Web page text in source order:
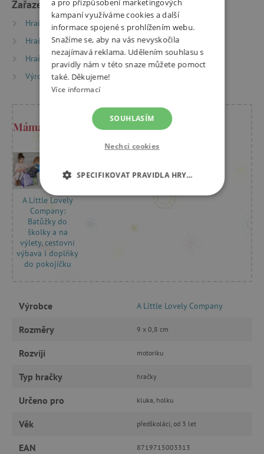
Zařazeno v kategoriích
Hračky dle typu
Hračky do vany
Hračky dle věku
Hry a hračky pro děti od 3 let
Hračky dle věku
Hry a hračky pro předškoláky
Výrobci
A Little Lovely Company
Máma Kristýna radí
A Little Lovely
Company:
Batůžky do
školky a na
výlety, cestovní
výbava i doplňky
do pokojíčku
Výrobce A Little Lovely Company
Rozměry 9 x 0,8 cm
Rozvíjí motoriku
Typ hračky hračky
Určeno pro kluka, holku
Věk předškoláci, od 3 let
EAN 8719715003313
a pro přizpůsobení marketingových
kampaní využíváme cookies a další
informace spojené s prohlížením webu.
Snažíme se, aby na vás nevyskočila
nezajímavá reklama. Udělením souhlasu s
pravidly nám v této snaze můžete pomoct
také. Děkujeme!
Více informací
SOUHLASÍM
Nechci cookies
SPECIFIKOVAT PRAVIDLA HRY…
NEZBYTNĚ NUTNÉ COOKIES
Marketingové cookies
Funkční soubory
základní funkce webových stránek, jako je
stránky nelze bez nezbytně nutných souborů